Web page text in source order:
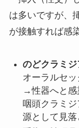
は多いですが、
が接触すれば感
のどクラミジ
オーラルセ
→性器へと感
咽頭クラミ
源として見落